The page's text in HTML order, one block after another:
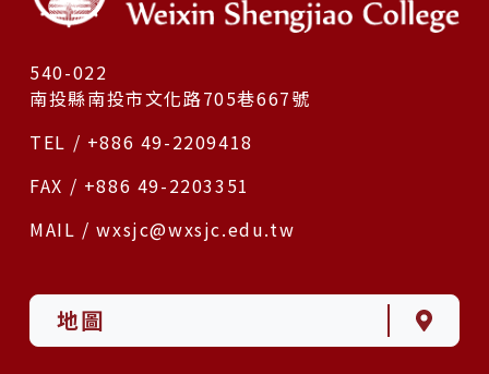
540-022
南投縣南投市文化路705巷667號
TEL / +886 49-2209418
FAX / +886 49-2203351
MAIL / wxsjc@wxsjc.edu.tw
地圖